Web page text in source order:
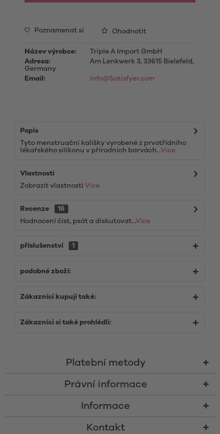
Poznamenat si Ohodnotit
Název výrobce:
Triple A Import GmbH
Adresa:
Am Lenkwerk 3, 33615 Bielefeld,
Germany
Email:
info@Satisfyer.com
Popis
Tyto menstruační kalíšky vyrobené z prvotřídního
lékařského silikonu v přírodních barvách...Více
Vlastnosti
Zobrazit vlastnosti Více
Recenze
16
Hodnocení číst, psát a diskutovat...Více
příslušenství 1
podobné zboží:
Zákazníci kupují také:
Zákazníci si také prohlédli:
Platební metody
Právní informace
Informace
Kontakt